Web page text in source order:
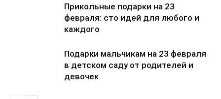
Прикольные подарки на 23
февраля: сто идей для любого и
каждого
Подарки мальчикам на 23 февраля
в детском саду от родителей и
девочек